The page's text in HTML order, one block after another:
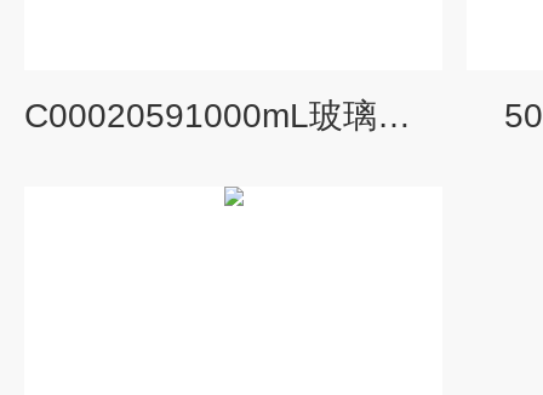
C00020591000mL玻璃溶液过滤器高效液相微生物分析